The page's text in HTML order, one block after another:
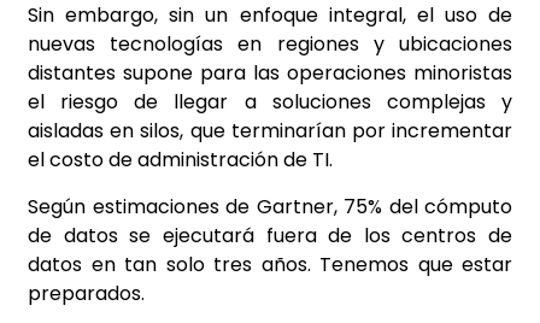
Sin embargo, sin un enfoque integral, el uso de
nuevas tecnologías en regiones y ubicaciones
distantes supone para las operaciones minoristas
el riesgo de llegar a soluciones complejas y
aisladas en silos, que terminarían por incrementar
el costo de administración de TI.
Según estimaciones de Gartner, 75% del cómputo
de datos se ejecutará fuera de los centros de
datos en tan solo tres años. Tenemos que estar
preparados.